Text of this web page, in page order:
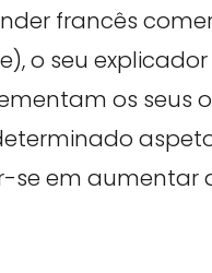
francês
o seu explicador
os seus
se em aumentar